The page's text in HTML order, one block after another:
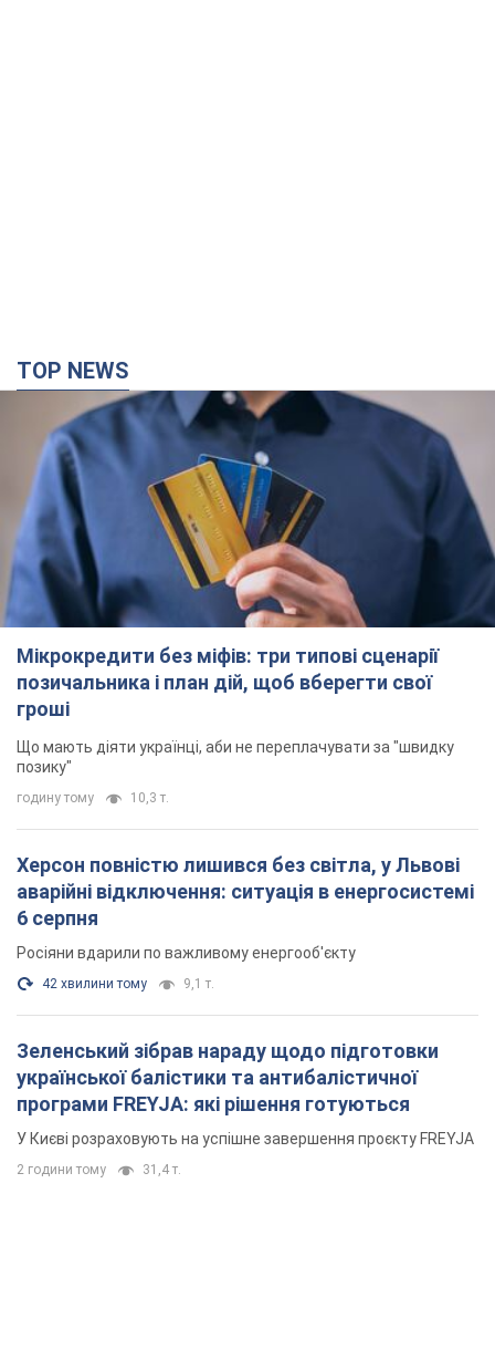
TOP NEWS
Мікрокредити без міфів: три типові сценарії
позичальника і план дій, щоб вберегти свої
гроші
Що мають діяти українці, аби не переплачувати за "швидку
позику"
годину тому 10,3 т.
Херсон повністю лишився без світла, у Львові
аварійні відключення: ситуація в енергосистемі
6 серпня
Росіяни вдарили по важливому енергооб'єкту
42 хвилини тому 9,1 т.
Зеленський зібрав нараду щодо підготовки
української балістики та антибалістичної
програми FREYJA: які рішення готуються
У Києві розраховують на успішне завершення проєкту FREYJA
2 години тому 31,4 т.